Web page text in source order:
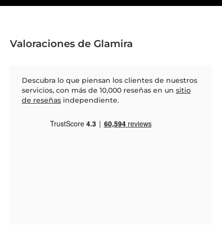
Valoraciones de Glamira
Descubra lo que piensan los clientes de nuestros
servicios, con más de 10,000 reseñas en un sitio
de reseñas independiente.